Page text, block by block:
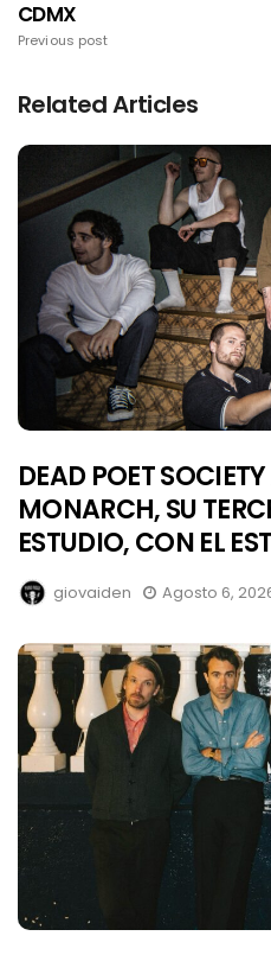
CDMX
Previous post
Related Articles
DEAD POET
MONARCH, SU
ESTUDIO, CON EL
giovaiden Agosto 6,